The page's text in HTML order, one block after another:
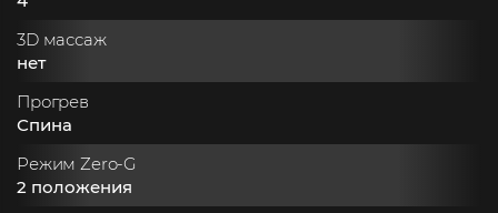
3D массаж
нет
Прогрев
Спина
Режим Zero-G
2 положения